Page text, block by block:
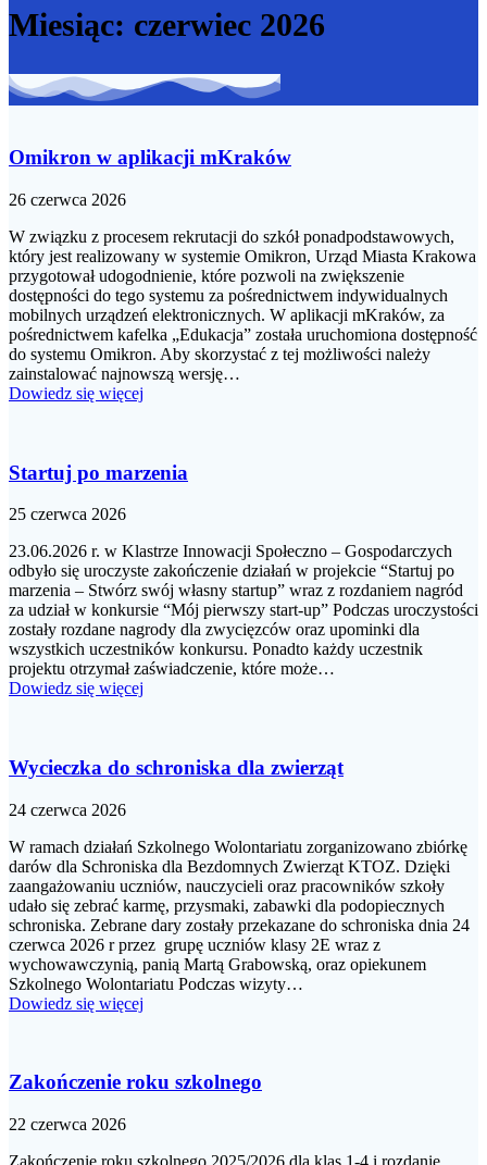
Miesiąc: czerwiec 2026
Omikron w aplikacji mKraków
26 czerwca 2026
W związku z procesem rekrutacji do szkół ponadpodstawowych,
który jest realizowany w systemie Omikron, Urząd Miasta Krakowa
przygotował udogodnienie, które pozwoli na zwiększenie
dostępności do tego systemu za pośrednictwem indywidualnych
mobilnych urządzeń elektronicznych. W aplikacji mKraków, za
pośrednictwem kafelka „Edukacja” została uruchomiona dostępność
do systemu Omikron. Aby skorzystać z tej możliwości należy
zainstalować najnowszą wersję…
Dowiedz się więcej
Startuj po marzenia
25 czerwca 2026
23.06.2026 r. w Klastrze Innowacji Społeczno – Gospodarczych
odbyło się uroczyste zakończenie działań w projekcie “Startuj po
marzenia – Stwórz swój własny startup” wraz z rozdaniem nagród
za udział w konkursie “Mój pierwszy start-up” Podczas uroczystości
zostały rozdane nagrody dla zwycięzców oraz upominki dla
wszystkich uczestników konkursu. Ponadto każdy uczestnik
projektu otrzymał zaświadczenie, które może…
Dowiedz się więcej
Wycieczka do schroniska dla zwierząt
24 czerwca 2026
W ramach działań Szkolnego Wolontariatu zorganizowano zbiórkę
darów dla Schroniska dla Bezdomnych Zwierząt KTOZ. Dzięki
zaangażowaniu uczniów, nauczycieli oraz pracowników szkoły
udało się zebrać karmę, przysmaki, zabawki dla podopiecznych
schroniska. Zebrane dary zostały przekazane do schroniska dnia 24
czerwca 2026 r przez grupę uczniów klasy 2E wraz z
wychowawczynią, panią Martą Grabowską, oraz opiekunem
Szkolnego Wolontariatu Podczas wizyty…
Dowiedz się więcej
Zakończenie roku szkolnego
22 czerwca 2026